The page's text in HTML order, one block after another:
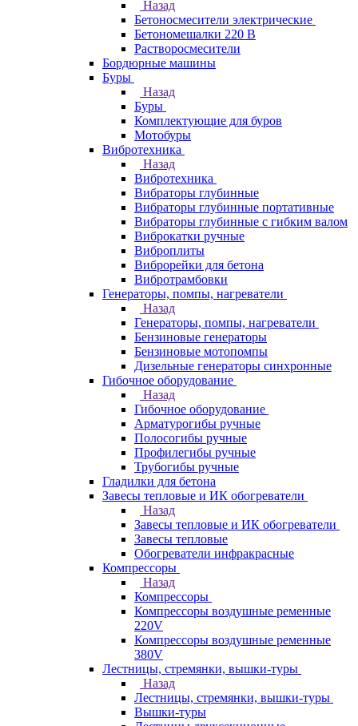
Назад
Бетоносмесители электрические
Бетономешалки 220 В
Растворосмесители
Бордюрные машины
Буры
Назад
Буры
Комплектующие для буров
Мотобуры
Вибротехника
Назад
Вибротехника
Вибраторы глубинные
Вибраторы глубинные портативные
Вибраторы глубинные с гибким валом
Виброкатки ручные
Виброплиты
Виброрейки для бетона
Вибротрамбовки
Генераторы, помпы, нагреватели
Назад
Генераторы, помпы, нагреватели
Бензиновые генераторы
Бензиновые мотопомпы
Дизельные генераторы синхронные
Гибочное оборудование
Назад
Гибочное оборудование
Арматурогибы ручные
Полосогибы ручные
Профилегибы ручные
Трубогибы ручные
Гладилки для бетона
Завесы тепловые и ИК обогреватели
Назад
Завесы тепловые и ИК обогреватели
Завесы тепловые
Обогреватели инфракрасные
Компрессоры
Назад
Компрессоры
Компрессоры воздушные ременные
220V
Компрессоры воздушные ременные
380V
Лестницы, стремянки, вышки-туры
Назад
Лестницы, стремянки, вышки-туры
Вышки-туры